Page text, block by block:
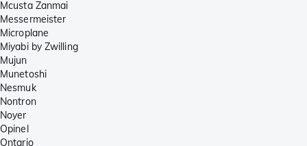
Mcusta Zanmai
Messermeister
Microplane
Miyabi by Zwilling
Mujun
Munetoshi
Nesmuk
Nontron
Noyer
Opinel
Ontario